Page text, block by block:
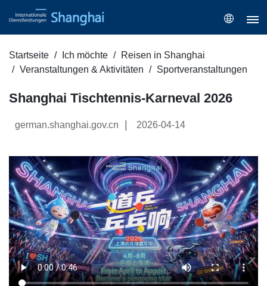
Startseite Ich möchte
Reisen in Shanghai
Veranstaltungen & Aktivitäten
Sportveranstaltungen
Shanghai Tischtennis-Karneval 2026
german.shanghai.gov.cn 2026-04-14